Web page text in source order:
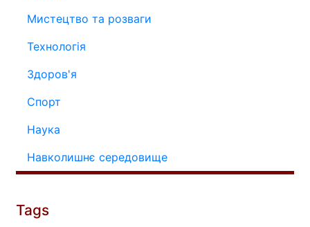
Мистецтво та розваги
Технологія
Здоров'я
Спорт
Наука
Навколишнє середовище
Tags